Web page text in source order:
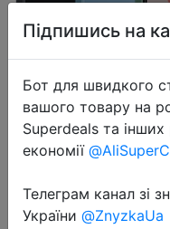
2023-09-26
Global
12
AMOLED
Charging
Підпишись на
Бот для швидкого
вашого товару на
Superdeals та інших
економії
Телеграм канал зі
України @ZnyzkaUa